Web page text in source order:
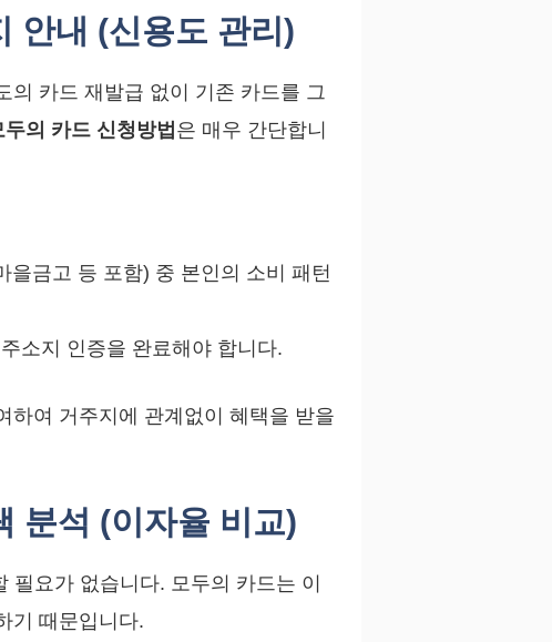
안내 (신용도 관리)
의 카드 재발급 없이 기존 카드를 그
두의 카드 신청방법 은 매우 간단합니
을금고 등 포함) 중 본인의 소비 패턴
소지 인증을 완료해야 합니다.
하여 거주지에 관계없이 혜택을 받을
분석 (이자율 비교)
필요가 없습니다. 모두의 카드는 이
기 때문입니다.